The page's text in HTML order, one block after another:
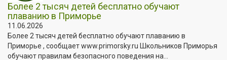
Более 2 тысяч детей бесплатно обучают
плаванию в Приморье
11.06.2026
Более 2 тысяч детей бесплатно обучают плаванию в
Приморье , сообщает www.primorsky.ru Школьников Приморья
обучают правилам безопасного поведения на...